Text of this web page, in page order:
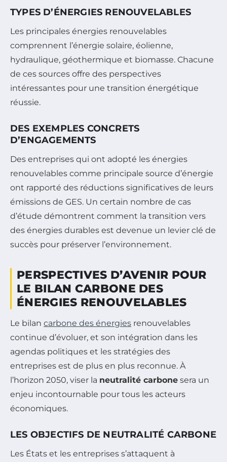
TYPES D’ÉNERGIES RENOUVELABLES
Les principales énergies renouvelables
comprennent l’énergie solaire, éolienne,
hydraulique, géothermique et biomasse. Chacune
de ces sources offre des perspectives
intéressantes pour une transition énergétique
réussie.
DES EXEMPLES CONCRETS
D’ENGAGEMENTS
Des entreprises qui ont adopté les énergies
renouvelables comme principale source d’énergie
ont rapporté des réductions significatives de leurs
émissions de GES. Un certain nombre de cas
d’étude démontrent comment la transition vers
des énergies durables est devenue un levier clé de
succès pour préserver l’environnement.
PERSPECTIVES D’AVENIR POUR
LE BILAN CARBONE DES
ÉNERGIES RENOUVELABLES
Le bilan carbone des énergies renouvelables
continue d’évoluer, et son intégration dans les
agendas politiques et les stratégies des
entreprises est de plus en plus reconnue. À
l’horizon 2050, viser la neutralité carbone sera un
enjeu incontournable pour tous les acteurs
économiques.
LES OBJECTIFS DE NEUTRALITÉ CARBONE
Les États et les entreprises s’attaquent à